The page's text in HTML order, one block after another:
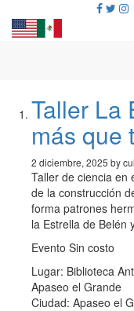
Taller La
más que
2 diciembre, 2025 by
Taller de ciencia en
de la construcción
forma patrones
la Estrella de Belén
Evento Sin costo
Lugar: Biblioteca
Apaseo el Grande
Ciudad: Apaseo el